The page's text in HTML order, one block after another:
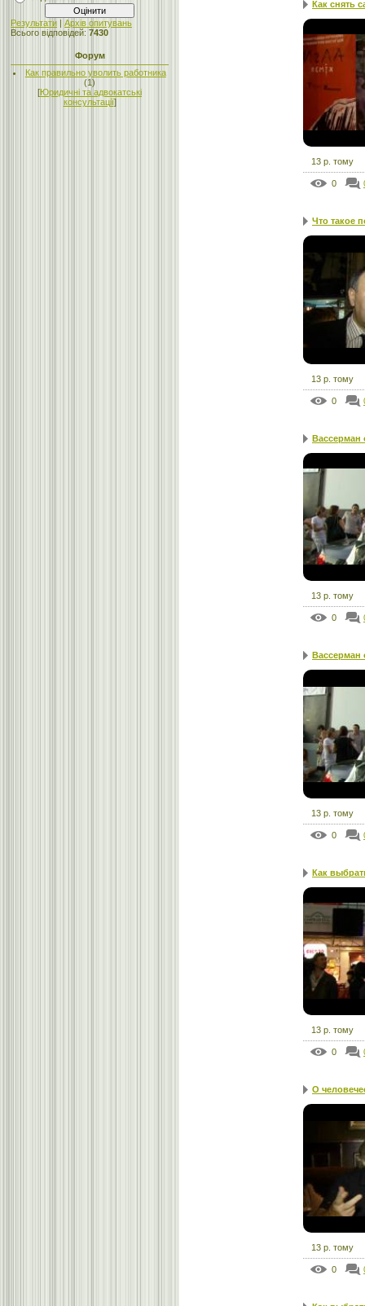
Результати | Архів опитувань
Всього відповідей: 7430
Форум
Как правильно уволить работника
(1)
[Юридичні та адвокатські
консультації]
Как снять
13 р. тому
0
Что такое
13 р. тому
0
Вассерман
13 р. тому
0
Вассерман
13 р. тому
0
Как
13 р. тому
0
О
13 р. тому
0